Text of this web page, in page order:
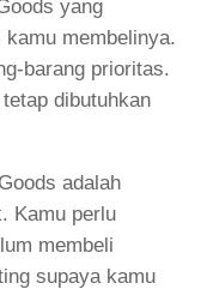
yang
membelinya.
barang prioritas.
dibutuhkan
adalah
Kamu perlu
membeli
supaya kamu